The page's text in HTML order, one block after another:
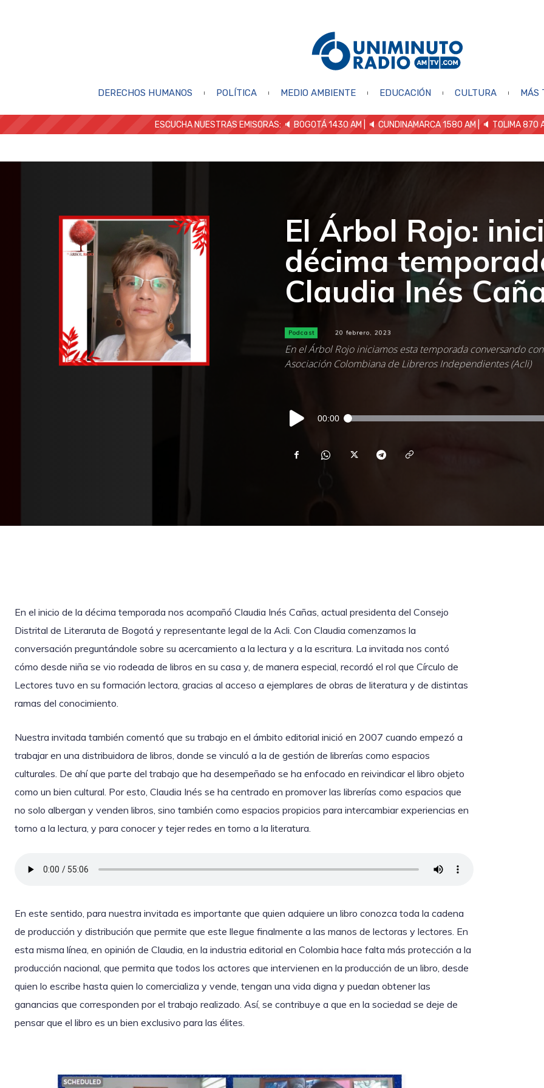
DERECHOS HUMANOS POLÍTICA MEDIO AMBIENTE EDUCACIÓN CULTURA MÁS
ESCUCHA NUESTRAS EMISORAS: 🔈 BOGOTÁ 1430 AM | 🔈 CUNDINAMARCA 1580 AM | 🔈 TOLIMA 870
El Árbol Rojo:
décima
Claudia Inés
Podcast 20 febrero, 2023
En el Árbol Rojo iniciamos esta temporada conversando
Asociación Colombiana de Libreros Independientes (Acli)
Reproductor
de
00:00
En el inicio de la décima temporada nos acompañó Claudia Inés Cañas, actual presidenta del Consejo
Distrital de Literaruta de Bogotá y representante legal de la Acli. Con Claudia comenzamos la
conversación preguntándole sobre su acercamiento a la lectura y a la escritura. La invitada nos contó
cómo desde niña se vio rodeada de libros en su casa y, de manera especial, recordó el rol que Círculo de
Lectores tuvo en su formación lectora, gracias al acceso a ejemplares de obras de literatura y de distintas
ramas del conocimiento.
Nuestra invitada también comentó que su trabajo en el ámbito editorial inició en 2007 cuando empezó a
trabajar en una distribuidora de libros, donde se vinculó a la de gestión de librerías como espacios
culturales. De ahí que parte del trabajo que ha desempeñado se ha enfocado en reivindicar el libro objeto
como un bien cultural. Por esto, Claudia Inés se ha centrado en promover las librerías como espacios que
no solo albergan y venden libros, sino también como espacios propicios para intercambiar experiencias en
torno a la lectura, y para conocer y tejer redes en torno a la literatura.
En este sentido, para nuestra invitada es importante que quien adquiere un libro conozca toda la cadena
de producción y distribución que permite que este llegue finalmente a las manos de lectoras y lectores. En
esta misma línea, en opinión de Claudia, en la industria editorial en Colombia hace falta más protección a la
producción nacional, que permita que todos los actores que intervienen en la producción de un libro, desde
quien lo escribe hasta quien lo comercializa y vende, tengan una vida digna y puedan obtener las
ganancias que corresponden por el trabajo realizado. Así, se contribuye a que en la sociedad se deje de
pensar que el libro es un bien exclusivo para las élites.